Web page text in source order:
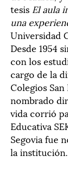
tesis El aula
una
Universidad
Desde 1954
con los
cargo de la
Colegios
nombrado
vida corrió
Educativa
Segovia fue
la institución.